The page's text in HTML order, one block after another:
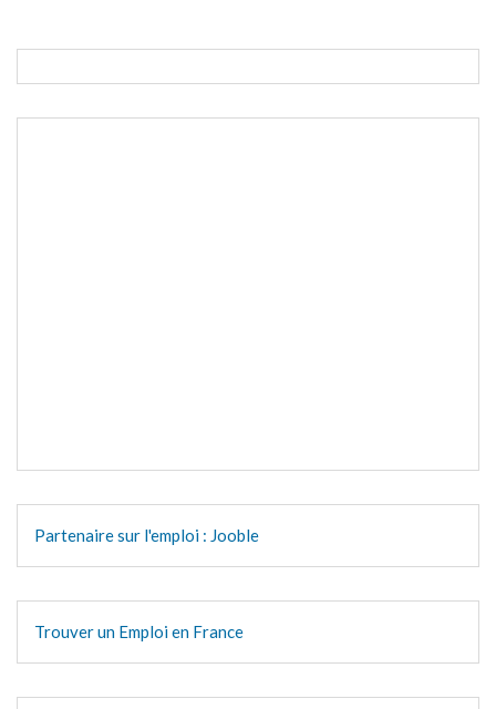
Partenaire sur l'emploi : Jooble
Trouver un Emploi en France